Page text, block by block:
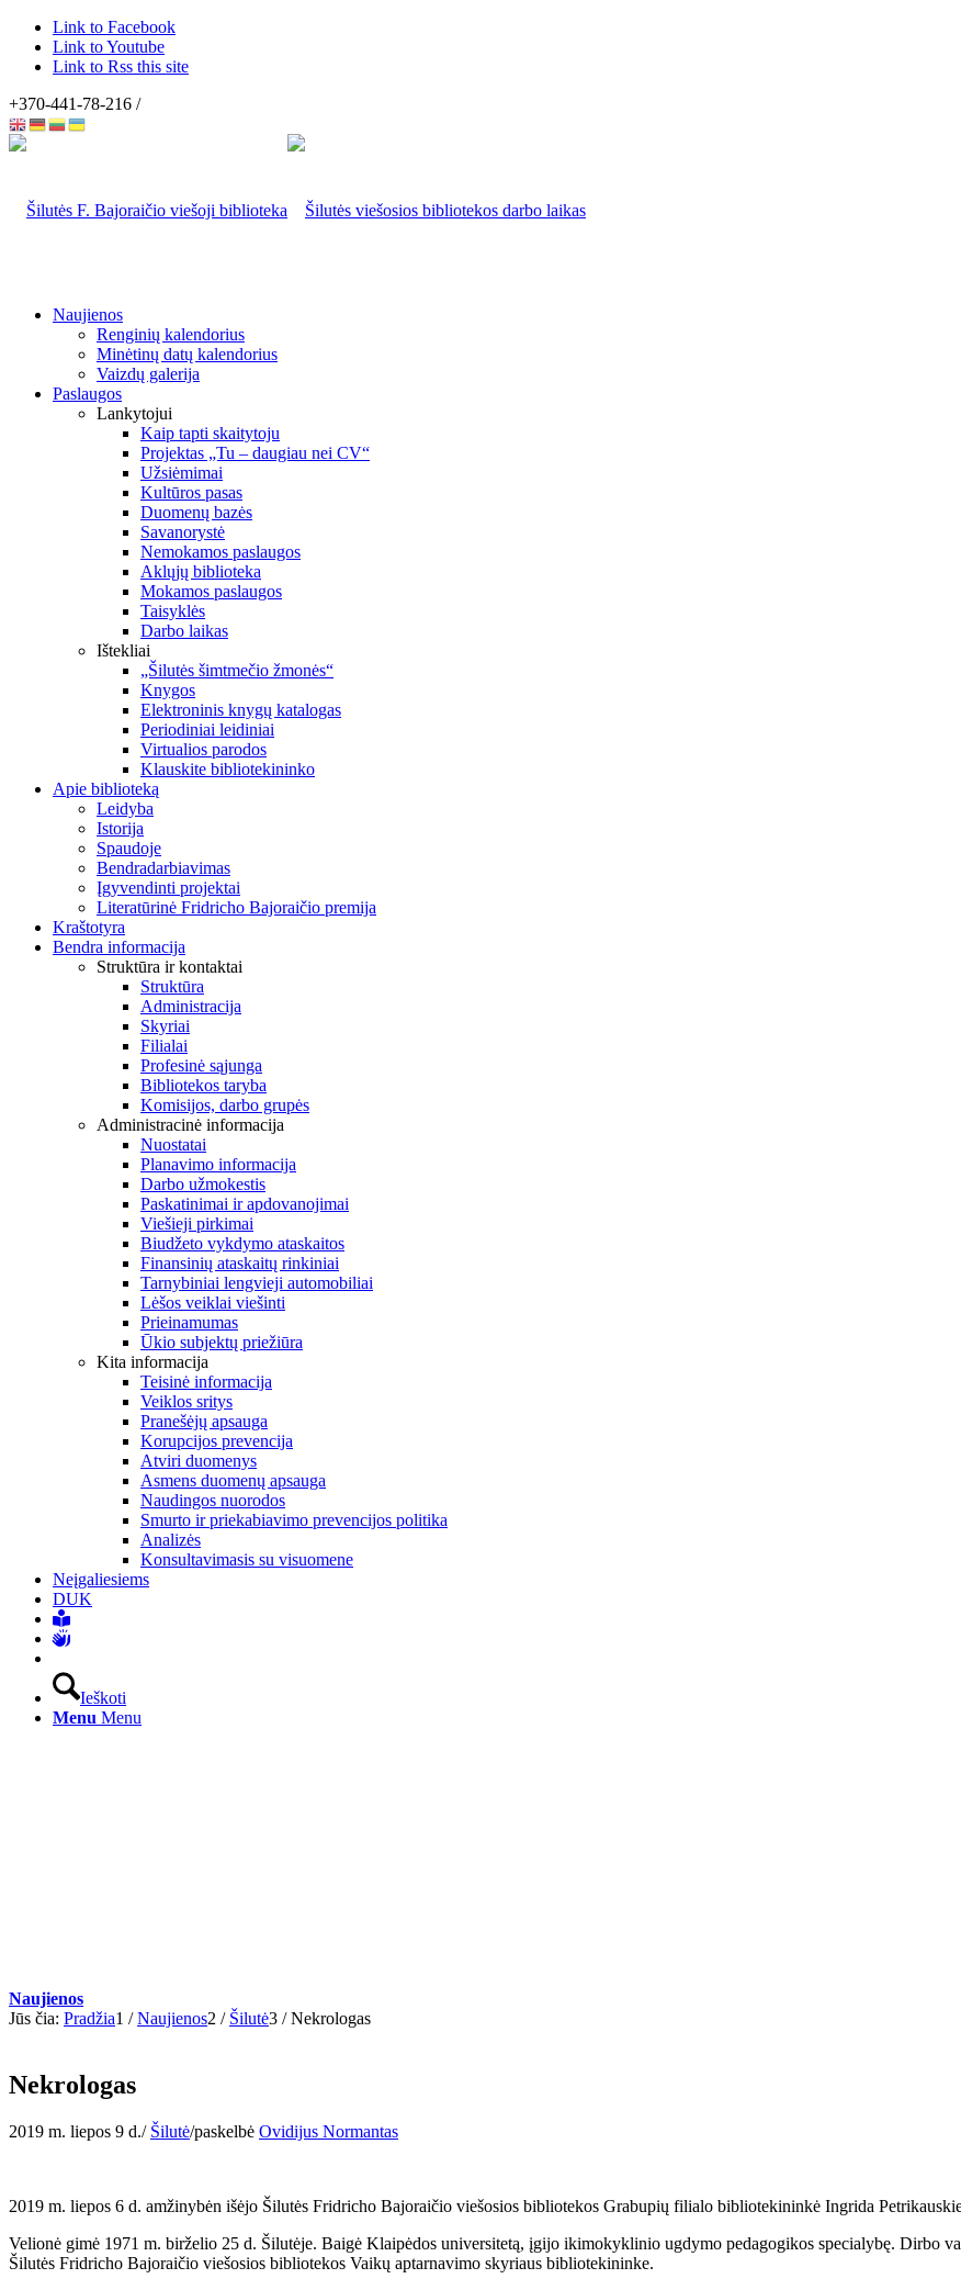
Link to Facebook
Link to Youtube
Link to Rss this site
+370-441-78-216 /
Naujienos
Renginių kalendorius
Minėtinų datų kalendorius
Vaizdų galerija
Paslaugos
Lankytojui
Kaip tapti skaitytoju
Projektas „Tu – daugiau nei CV“
Užsiėmimai
Kultūros pasas
Duomenų bazės
Savanorystė
Nemokamos paslaugos
Aklųjų biblioteka
Mokamos paslaugos
Taisyklės
Darbo laikas
Ištekliai
„Šilutės šimtmečio žmonės“
Knygos
Elektroninis knygų katalogas
Periodiniai leidiniai
Virtualios parodos
Klauskite bibliotekininko
Apie biblioteką
Leidyba
Istorija
Spaudoje
Bendradarbiavimas
Įgyvendinti projektai
Literatūrinė Fridricho Bajoraičio premija
Kraštotyra
Bendra informacija
Struktūra ir kontaktai
Struktūra
Administracija
Skyriai
Filialai
Profesinė sąjunga
Bibliotekos taryba
Komisijos, darbo grupės
Administracinė informacija
Nuostatai
Planavimo informacija
Darbo užmokestis
Paskatinimai ir apdovanojimai
Viešieji pirkimai
Biudžeto vykdymo ataskaitos
Finansinių ataskaitų rinkiniai
Tarnybiniai lengvieji automobiliai
Lėšos veiklai viešinti
Prieinamumas
Ūkio subjektų priežiūra
Kita informacija
Teisinė informacija
Veiklos sritys
Pranešėjų apsauga
Korupcijos prevencija
Atviri duomenys
Asmens duomenų apsauga
Naudingos nuorodos
Smurto ir priekabiavimo prevencijos politika
Analizės
Konsultavimasis su visuomene
Neįgaliesiems
DUK
Ieškoti
Menu Menu
Naujienos
Jūs čia: Pradžia1 / Naujienos2 / Šilutė3 / Nekrologas
Nekrologas
2019 m. liepos 9 d./ Šilutė/paskelbė Ovidijus Normantas
2019 m. liepos 6 d. amžinybėn išėjo Šilutės Fridricho Bajoraičio viešosios bibliotekos Grabupių filialo bibliotekininkė Ingrida
Velionė gimė 1971 m. birželio 25 d. Šilutėje. Baigė Klaipėdos universitetą, įgijo ikimokyklinio ugdymo pedagogikos specialybę. Dirbo
Šilutės Fridricho Bajoraičio viešosios bibliotekos Vaikų aptarnavimo skyriaus bibliotekininke.